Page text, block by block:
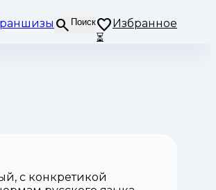
Поиск
Избранное
⏳
с конкретикой